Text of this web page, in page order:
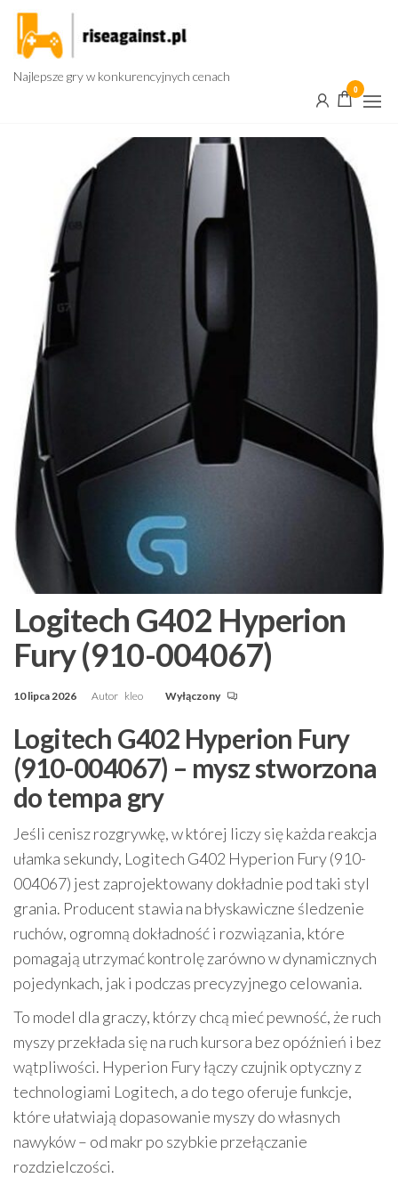
Przejdź
treści
Najlepsze gry w konkurencyjnych cenach
0
Logitech G402 Hyperion
Fury (910-004067)
10 lipca 2026 Autor kleo Wyłączony
Logitech G402 Hyperion Fury
(910-004067) – mysz stworzona
do tempa gry
Jeśli cenisz rozgrywkę, w której liczy się każda reakcja
ułamka sekundy, Logitech G402 Hyperion Fury (910-
004067) jest zaprojektowany dokładnie pod taki styl
grania. Producent stawia na błyskawiczne śledzenie
ruchów, ogromną dokładność i rozwiązania, które
pomagają utrzymać kontrolę zarówno w dynamicznych
pojedynkach, jak i podczas precyzyjnego celowania.
To model dla graczy, którzy chcą mieć pewność, że ruch
myszy przekłada się na ruch kursora bez opóźnień i bez
wątpliwości. Hyperion Fury łączy czujnik optyczny z
technologiami Logitech, a do tego oferuje funkcje,
które ułatwiają dopasowanie myszy do własnych
nawyków – od makr po szybkie przełączanie
rozdzielczości.